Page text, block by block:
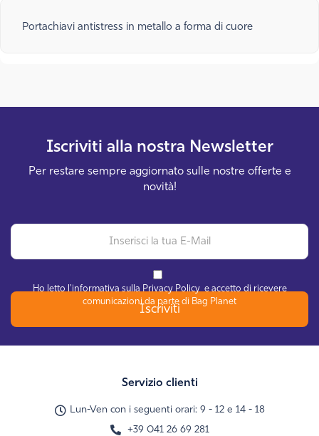
Portachiavi antistress in metallo a forma di cuore
Iscriviti alla nostra Newsletter
Per restare sempre aggiornato sulle nostre offerte e
novità!
Iscriviti
Ho letto l'informativa sulla Privacy Policy e accetto di ricevere
comunicazioni da parte di Bag Planet
Servizio clienti
Lun-Ven con i seguenti orari: 9 - 12 e 14 - 18
+39 041 26 69 281